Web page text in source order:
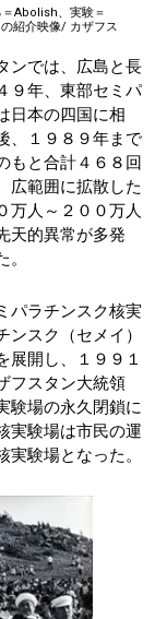
＝Abolish、実験＝
紹介映像/ カザフス
ンでは、広島と長
９年、東部セミパ
日本の四国に相
、１９８９年まで
もと合計４６８回
広範囲に拡散した
万人～２００万人
天的異常が多発
パラチンスク核実
スク（セメイ）
展開し、１９９１
フスタン大統領
験場の永久閉鎖に
実験場は市民の運
験場となった。